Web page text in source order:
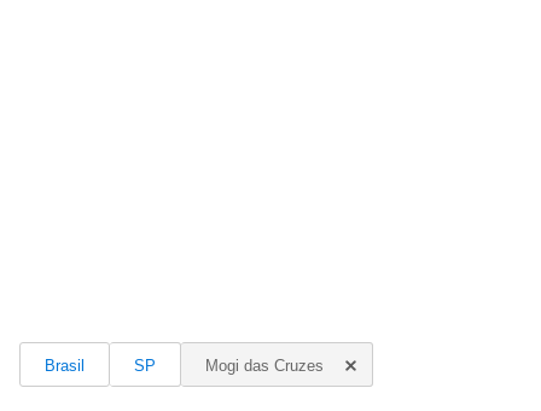
Brasil SP Mogi das Cruzes